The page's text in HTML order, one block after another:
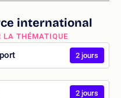
international
LA THÉMATIQUE
2 jours
2 jours